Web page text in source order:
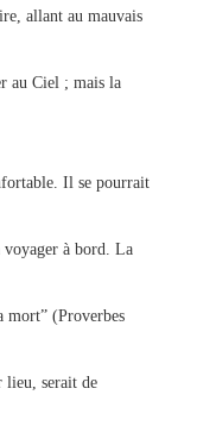
allant au mauvais
au Ciel ; mais la
Il se pourrait
voyager à bord. La
mort” (Proverbes
lieu, serait de